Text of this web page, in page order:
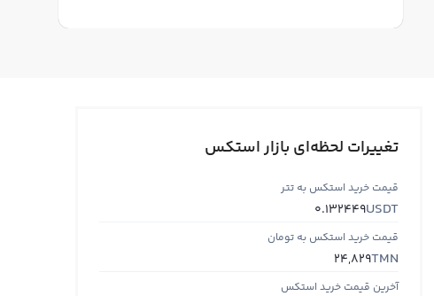
تغییرات لحظه‌ای بازار استکس
قیمت خرید استکس به تتر
USDT
0.132449
قیمت خرید استکس به تومان
TMN
24,829
آخرین قیمت خرید استکس